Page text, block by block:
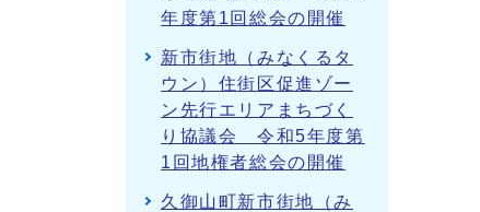
年度第1回総会の開催
新市街地（みなくるタ
ウン）住街区促進ゾー
ン先行エリアまちづく
り協議会 令和5年度第
1回地権者総会の開催
久御山町新市街地（み